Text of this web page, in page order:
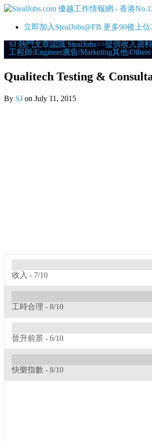
立即加入StealJobs@FB 更多90後上
Skip
to
SJ 熱門文章認識 StealJobs>>提供收入資
工程師/Engineer廣告/Marketing其他/
Qualitech Testing &
By SJ on July 11, 2015
收入 - 7/10
工時合理 - 8/10
晉升前景 - 6/10
快樂指數 - 8/10